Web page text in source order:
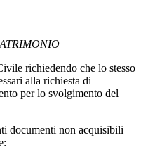
richiedendo che lo stesso
alla richiesta di
per lo svolgimento del
documenti non acquisibili